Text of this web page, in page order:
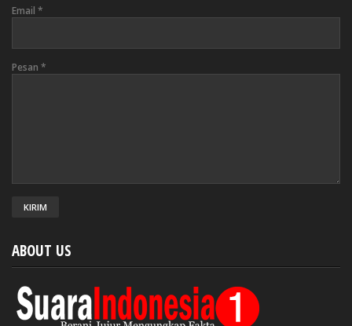
Email *
Pesan *
ABOUT US